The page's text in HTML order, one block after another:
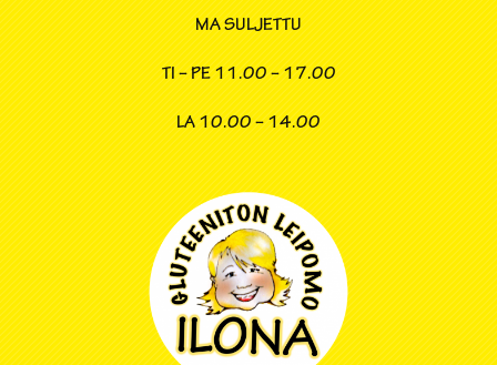
MA SULJETTU
TI – PE11.00 – 17.00
LA10.00 – 14.00